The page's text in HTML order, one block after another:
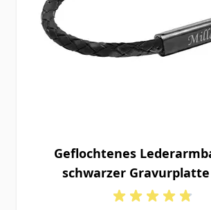
Geflochtenes
schwarzer Gravurplatte